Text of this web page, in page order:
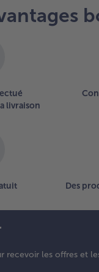
livraison
Des
recevoir les offres et